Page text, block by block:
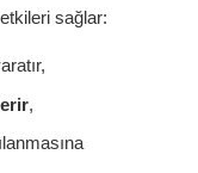
sağlar:
,